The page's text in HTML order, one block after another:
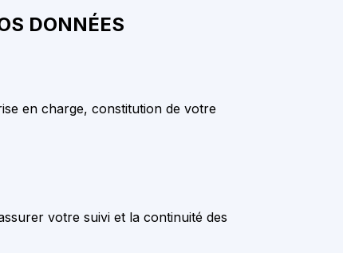
DONNÉES
en charge, constitution de votre
votre suivi et la continuité des